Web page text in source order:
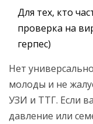
Для тех, кто
проверка на
герпес)
Нет
молоды и не
УЗИ и ТТГ. Если
давление или